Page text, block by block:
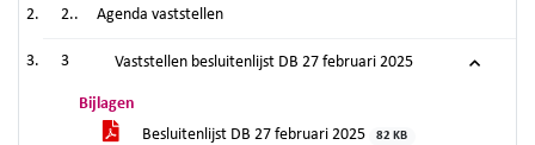
2.. Agenda vaststellen
3 Vaststellen besluitenlijst DB 27 februari 2025
Bijlagen
Besluitenlijst DB 27 februari 2025
82 KB